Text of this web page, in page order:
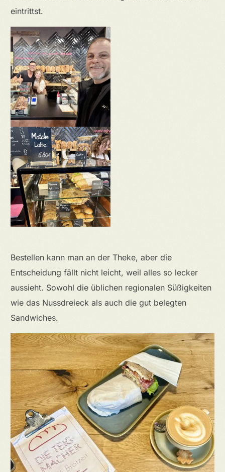
eintrittst.
Bestellen kann man an der Theke, aber die
Entscheidung fällt nicht leicht, weil alles so lecker
aussieht. Sowohl die üblichen regionalen Süßigkeiten
wie das Nussdreieck als auch die gut belegten
Sandwiches.